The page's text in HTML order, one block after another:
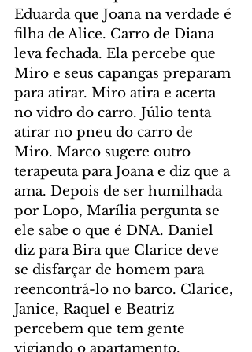
Eduarda que Joana na verdade é
filha de Alice. Carro de Diana
leva fechada. Ela percebe que
Miro e seus capangas preparam
para atirar. Miro atira e acerta
no vidro do carro. Júlio tenta
atirar no pneu do carro de
Miro. Marco sugere outro
terapeuta para Joana e diz que a
ama. Depois de ser humilhada
por Lopo, Marília pergunta se
ele sabe o que é DNA. Daniel
diz para Bira que Clarice deve
se disfarçar de homem para
reencontrá-lo no barco. Clarice,
Janice, Raquel e Beatriz
percebem que tem gente
vigiando o apartamento.